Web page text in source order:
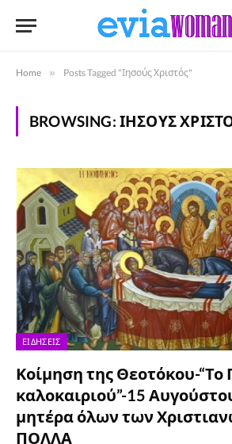
Home » Posts Tagged "Ιησούς Χριστός"
BROWSING: ΙΗΣΟΎΣ
ΕΙΔΉΣΕΙΣ
Κοίμηση της Θεοτόκου-“Το
καλοκαιριού”-15
μητέρα όλων των
ΠΟΛΛΑ